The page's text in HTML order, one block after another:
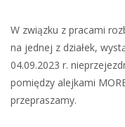
W związku z pracami
na jednej z działek,
04.09.2023 r.
pomiędzy alejkami
przepraszamy.